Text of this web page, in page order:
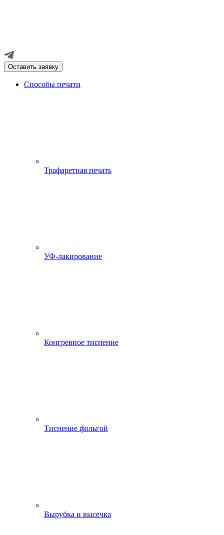
Оставить заявку
Способы печати
Трафаретная печать
УФ-лакирование
Конгревное тиснение
Тиснение фольгой
Вырубка и высечка